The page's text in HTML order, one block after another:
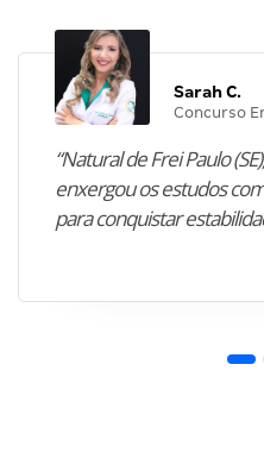
Sarah C.
Concurso
“Natural de Frei Paulo
enxergou os estudos
para conquistar